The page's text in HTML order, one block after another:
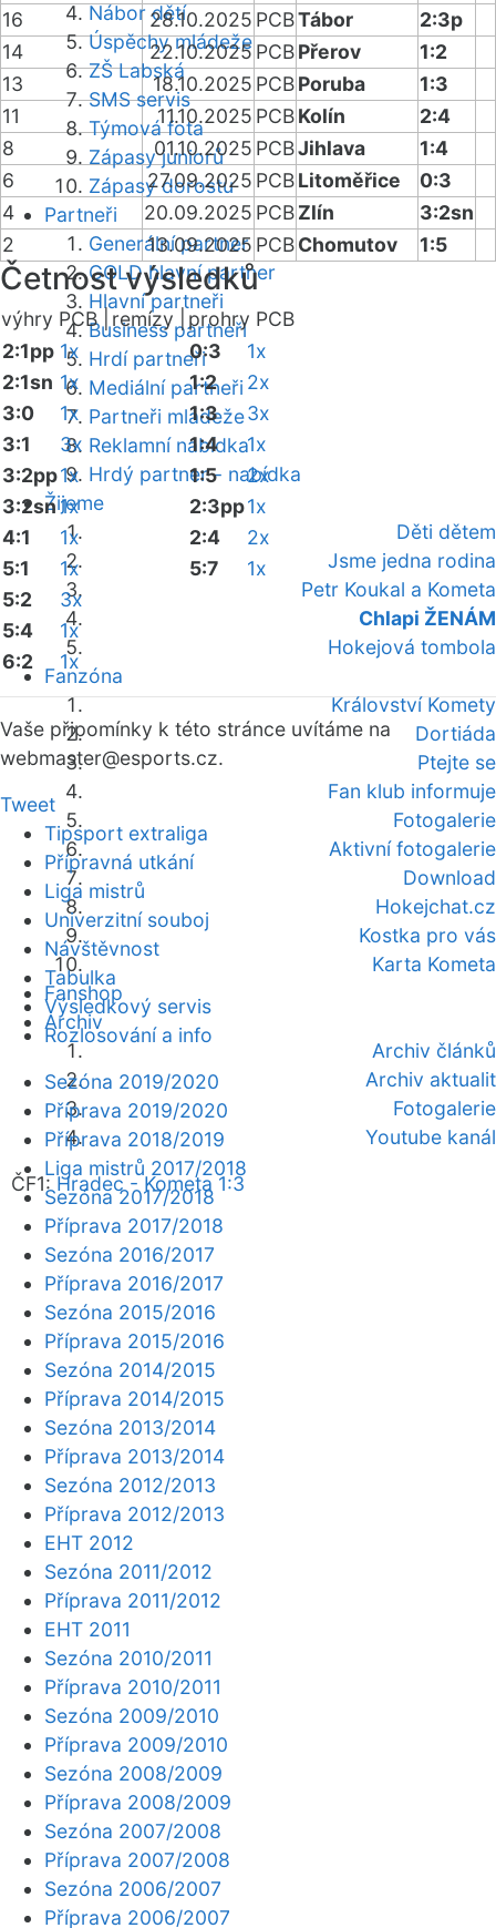
Nábor dětí
Úspěchy mládeže
ZŠ Labská
SMS servis
Týmová fota
Zápasy juniorů
Zápasy dorostu
Partneři
Generální partner
GOLD hlavní partner
Hlavní partneři
Business partneři
Hrdí partneři
Mediální partneři
Partneři mládeže
Reklamní nabídka
Hrdý partner - nabídka
Žijeme
Děti dětem
Jsme jedna rodina
Petr Koukal a Kometa
Chlapi ŽENÁM
Hokejová tombola
Fanzóna
Království Komety
Dortiáda
Ptejte se
Fan klub informuje
Fotogalerie
Aktivní fotogalerie
Download
Hokejchat.cz
Kostka pro vás
Karta Kometa
Fanshop
Archiv
Archiv článků
Archiv aktualit
Fotogalerie
Youtube kanál
ČF1: Hradec - Kometa 1:3
16
28.10.2025 PCBTábor
2:3p
14
22.10.2025PCBPřerov
1:2
13
18.10.2025 PCBPoruba
1:3
11
11.10.2025 PCBKolín
2:4
8
01.10.2025 PCBJihlava
1:4
6
27.09.2025 PCBLitoměřice
0:3
4
20.09.2025 PCBZlín
3:2sn
2
13.09.2025 PCBChomutov 1:5
Četnost výsledků
výhry PCB | remízy |
prohry PCB
2:1pp 1x
2:1sn 1x
3:0
1x
3:1
3x
3:2pp1x
3:2sn 1x
4:1
1x
5:1
1x
5:2
3x
5:4
1x
6:2
1x
0:3
1x
1:2
2x
1:3
3x
1:4
1x
1:5
2x
2:3pp1x
2:4
2x
5:7
1x
Vaše připomínky k této stránce uvítáme na
webmaster@esports.cz.
Tweet
Tipsport extraliga
Přípravná utkání
Liga mistrů
Univerzitní souboj
Návštěvnost
Tabulka
Výsledkový servis
Rozlosování a info
Sezóna 2019/2020
Příprava 2019/2020
Příprava 2018/2019
Liga mistrů 2017/2018
Sezóna 2017/2018
Příprava 2017/2018
Sezóna 2016/2017
Příprava 2016/2017
Sezóna 2015/2016
Příprava 2015/2016
Sezóna 2014/2015
Příprava 2014/2015
Sezóna 2013/2014
Příprava 2013/2014
Sezóna 2012/2013
Příprava 2012/2013
EHT 2012
Sezóna 2011/2012
Příprava 2011/2012
EHT 2011
Sezóna 2010/2011
Příprava 2010/2011
Sezóna 2009/2010
Příprava 2009/2010
Sezóna 2008/2009
Příprava 2008/2009
Sezóna 2007/2008
Příprava 2007/2008
Sezóna 2006/2007
Příprava 2006/2007